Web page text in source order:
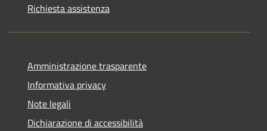
Richiesta assistenza
Amministrazione trasparente
Informativa privacy
Note legali
Dichiarazione di accessibilità